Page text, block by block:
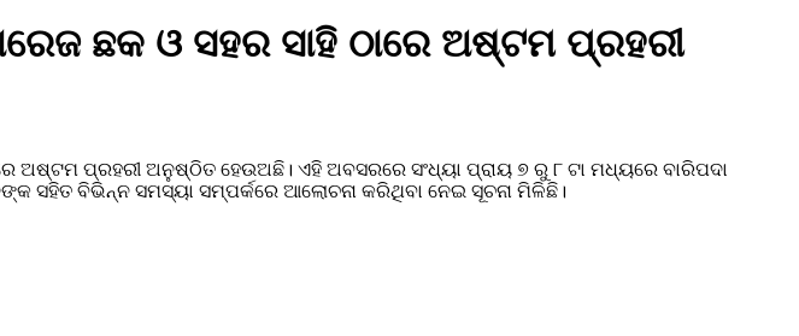
ଛକ ଓ ସହର ସାହି ଠାରେ ଅଷ୍ଟମ ପ୍ରହରୀ
ଅଷ୍ଟମ ପ୍ରହରୀ ଅନୁଷ୍ଠିତ ହେଉଅଛି। ଏହି ଅବସରରେ ସଂଧ୍ୟା ପ୍ରାୟ ୭ ରୁ ୮ ଟା ମଧ୍ୟରେ ବାରିପଦା
ସହିତ ବିଭିନ୍ନ ସମସ୍ୟା ସମ୍ପର୍କରେ ଆଲୋଚନା କରିଥିବା ନେଇ ସୂଚନା ମିଳିଛି।